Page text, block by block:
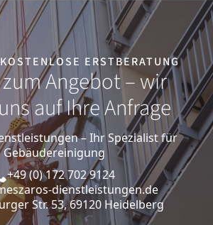
ERSTBERATUNG
zum Angebot – wir
auf Ihre Anfrage
– Ihr Spezialist für
Gebäudereinigung
+49 (0) 172 702 9124
dienstleistungen.de
Str. 53, 69120 Heidelberg